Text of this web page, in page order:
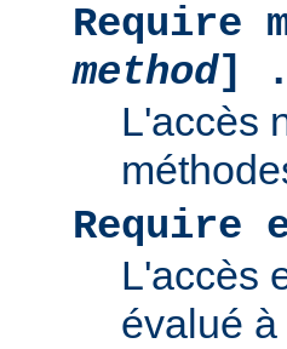
Require
method]
L'accès
Require
L'accès
évalué à